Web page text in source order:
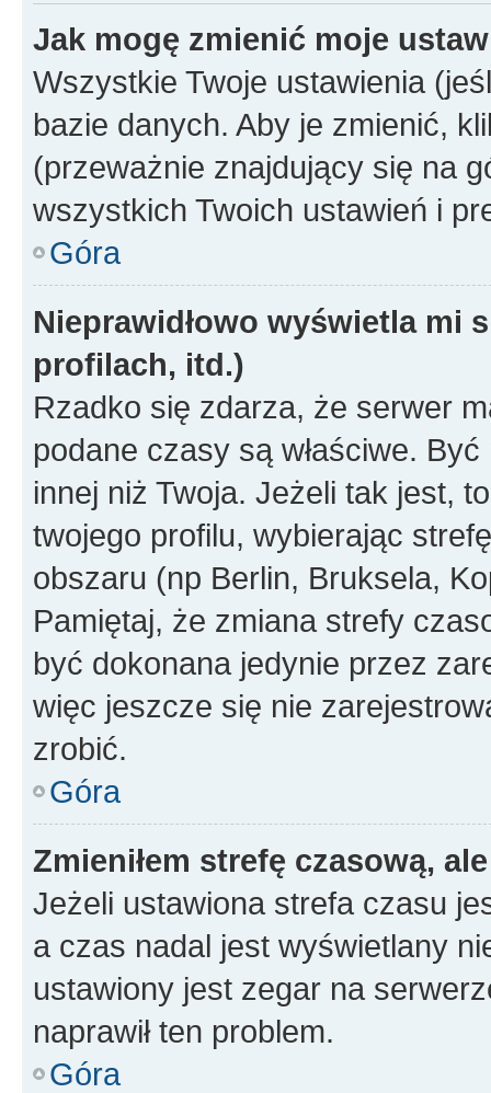
Jak mogę zmienić moje
Wszystkie Twoje ustawienia
bazie danych. Aby je zmienić,
(przeważnie znajdujący się na
wszystkich Twoich ustawień i
Góra
Nieprawidłowo wyświetla mi
profilach, itd.)
Rzadko się zdarza, że serwer
podane czasy są właściwe.
innej niż Twoja. Jeżeli tak jest,
twojego profilu, wybierając
obszaru (np Berlin, Bruksela,
Pamiętaj, że zmiana strefy
być dokonana jedynie przez
więc jeszcze się nie
zrobić.
Góra
Zmieniłem strefę czasową,
Jeżeli ustawiona strefa czasu
a czas nadal jest wyświetlany
ustawiony jest zegar na
naprawił ten problem.
Góra